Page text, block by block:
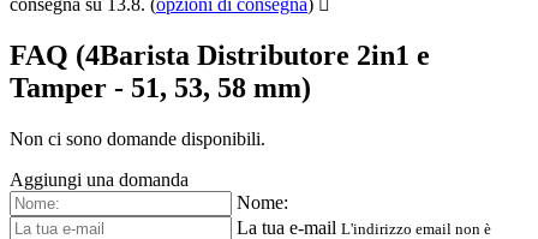
FAQ (4Barista Distributore 2in1 e
Tamper - 51, 53, 58 mm)
Non ci sono domande disponibili.
Aggiungi una domanda
Nome:
La tua e-mail L'indirizzo email non è